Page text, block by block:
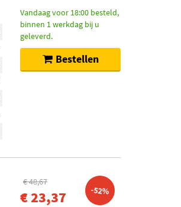
Vandaag voor 18:00 besteld,
binnen 1 werkdag bij u
geleverd.
Bestellen
€ 48,67
€ 23,37 -52%